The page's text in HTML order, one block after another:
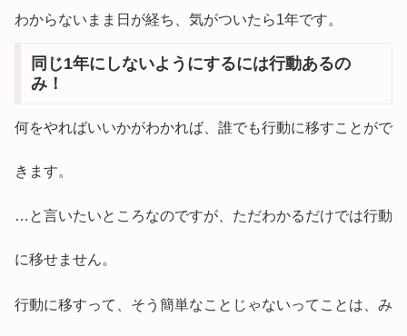
わからないまま日が経ち、気がついたら1年です。
同じ1年にしないようにするには行動あるの
み！
何をやればいいかがわかれば、誰でも行動に移すことがで
きます。
…と言いたいところなのですが、ただわかるだけでは行動
に移せません。
行動に移すって、そう簡単なことじゃないってことは、み